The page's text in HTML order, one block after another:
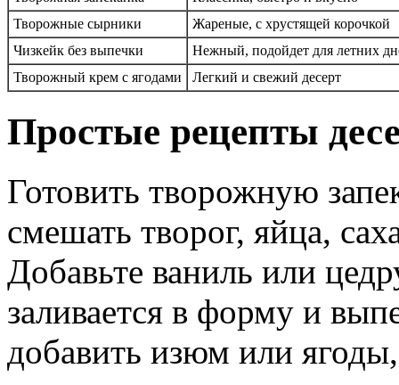
Творожные сырники
Жареные, с хрустящей корочкой
Чизкейк без выпечки
Нежный, подойдет для летних
Творожный крем с ягодами
Легкий и свежий десерт
Простые рецепты
Готовить творожную
смешать творог, яйца,
Добавьте ваниль или
заливается в форму и
добавить изюм или